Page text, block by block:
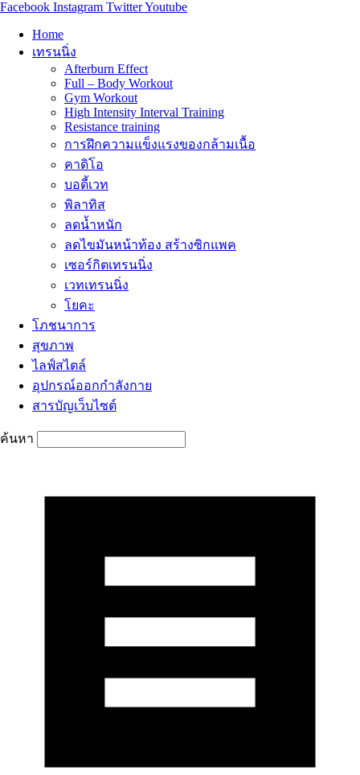
Facebook Instagram TwitterYoutube
Home
เทรนนิ่ง
Afterburn Effect
Full – Body Workout
Gym Workout
High Intensity Interval Training
Resistance training
การฝึกความแข็งแรงของกล้ามเนื้อ
คาดิโอ
บอดี้เวท
พิลาทิส
ลดน้ำหนัก
ลดไขมันหน้าท้อง สร้างซิกแพค
เซอร์กิตเทรนนิ่ง
เวทเทรนนิ่ง
โยคะ
โภชนาการ
สุขภาพ
ไลฟ์สไตล์
อุปกรณ์ออกกำลังกาย
สารบัญเว็บไซต์
ค้นหา